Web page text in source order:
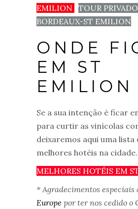
EMILION
TOUR PRIVADO
BORDEAUX-ST EMILION
ONDE
EM ST
EMILION
Se a sua intenção é ficar
para curtir as vinícolas
deixaremos aqui uma lista
melhores hotéis na cidade.
MELHORES HOTÉIS EM
* Agradecimentos especiais
Europe por ter nos cedido o